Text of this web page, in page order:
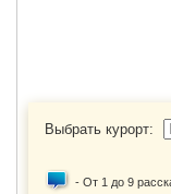
Выбрать курорт:
- От 1 до 9